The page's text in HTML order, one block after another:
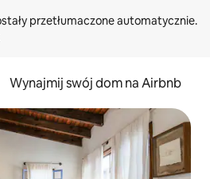
Wynajmij swój dom na Airbnb